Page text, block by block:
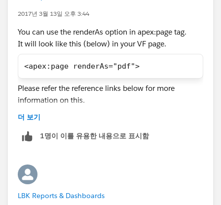
2017년 3월 13일 오후 3:44
You can use the renderAs option in apex:page tag.
It will look like this (below) in your VF page.
<apex:page renderAs="pdf">
Please refer the reference links below for more
information on this.
id=000004706&type=1
https://developer.salesforce.com/docs/atlas.en-
Let me know if this helps.
더 보기
1명이 이를 유용한 내용으로 표시함
LBK Reports & Dashboards